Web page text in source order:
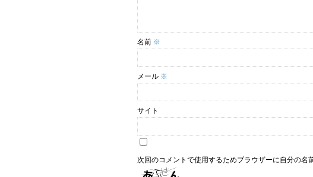
名前 ※
メール ※
サイト
次回のコメントで使用するためブラウザーに自分の名